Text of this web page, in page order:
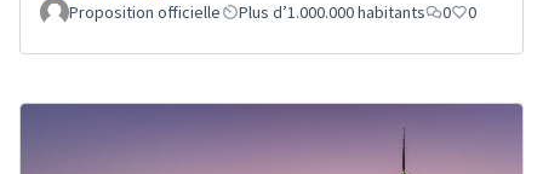
Proposition officielle Plus d’1.000.000 habitants 0 0